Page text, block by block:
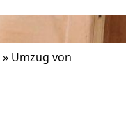
» Umzug von